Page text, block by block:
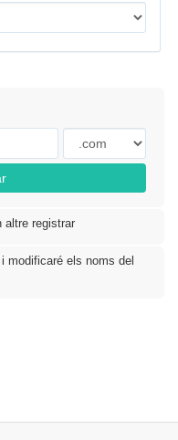
altre registrar
modificaré els noms del